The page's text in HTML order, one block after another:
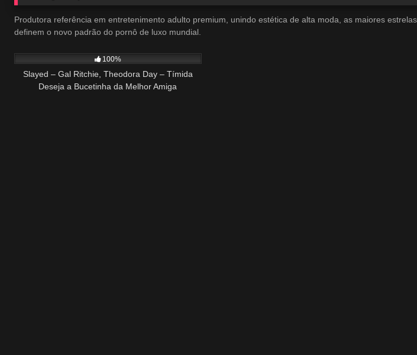
Produtora referência em entretenimento adulto premium, unindo estética de alta moda, as maiores
definem o novo padrão do pornô de luxo mundial.
100%
Slayed – Gal Ritchie, Theodora Day – Tímida
Deseja a Bucetinha da Melhor Amiga